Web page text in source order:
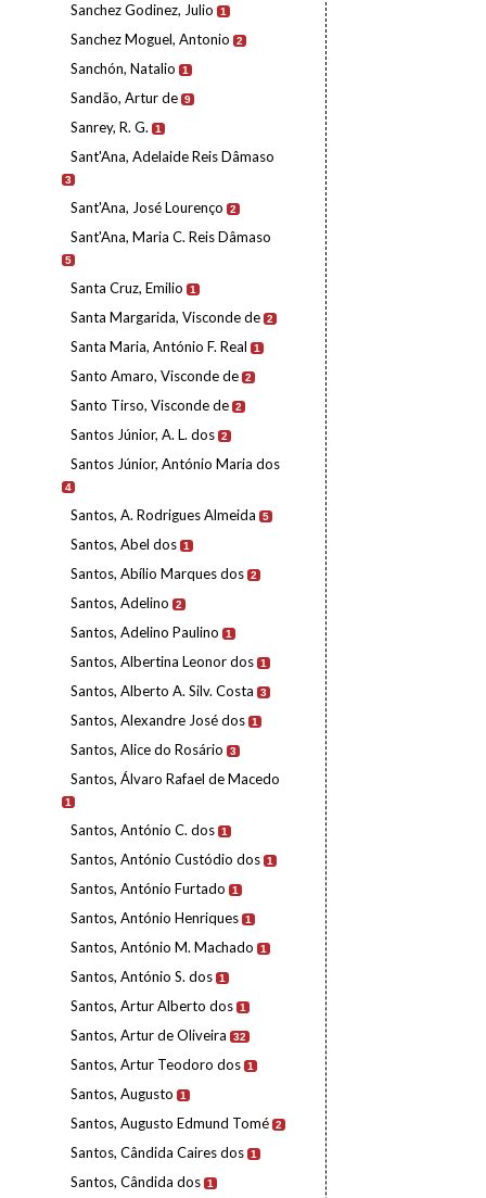
Sanchez Godinez, Julio 1
Sanchez Moguel, Antonio 2
Sanchón, Natalio 1
Sandão, Artur de 9
Sanrey, R. G. 1
Sant'Ana, Adelaide Reis Dâmaso
3
Sant'Ana, José Lourenço 2
Sant'Ana, Maria C. Reis Dâmaso
5
Santa Cruz, Emilio 1
Santa Margarida, Visconde de 2
Santa Maria, António F. Real 1
Santo Amaro, Visconde de 2
Santo Tirso, Visconde de 2
Santos Júnior, A. L. dos 2
Santos Júnior, António Maria dos
4
Santos, A. Rodrigues Almeida 5
Santos, Abel dos 1
Santos, Abílio Marques dos 2
Santos, Adelino 2
Santos, Adelino Paulino 1
Santos, Albertina Leonor dos 1
Santos, Alberto A. Silv. Costa 3
Santos, Alexandre José dos 1
Santos, Alice do Rosário 3
Santos, Álvaro Rafael de Macedo
1
Santos, António C. dos 1
Santos, António Custódio dos 1
Santos, António Furtado 1
Santos, António Henriques 1
Santos, António M. Machado 1
Santos, António S. dos 1
Santos, Artur Alberto dos 1
Santos, Artur de Oliveira 32
Santos, Artur Teodoro dos 1
Santos, Augusto 1
Santos, Augusto Edmund Tomé 2
Santos, Cândida Caires dos 1
Santos, Cândida dos 1